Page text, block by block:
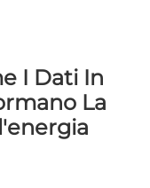
I Dati In
La